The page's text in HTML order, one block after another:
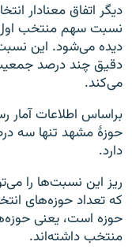
دیگر اتفاق معنادار
نسبت سهم منتخب
دیده می‌شود. این
دقیق چند درصد جمعیت
می‌کند.
براساس اطلاعات آمار
حوزۀ مشهد تنها سه
دارد.
ریز این نسبت‌ها را
حوزه است، یعنی
منتخب داشته‌اند.